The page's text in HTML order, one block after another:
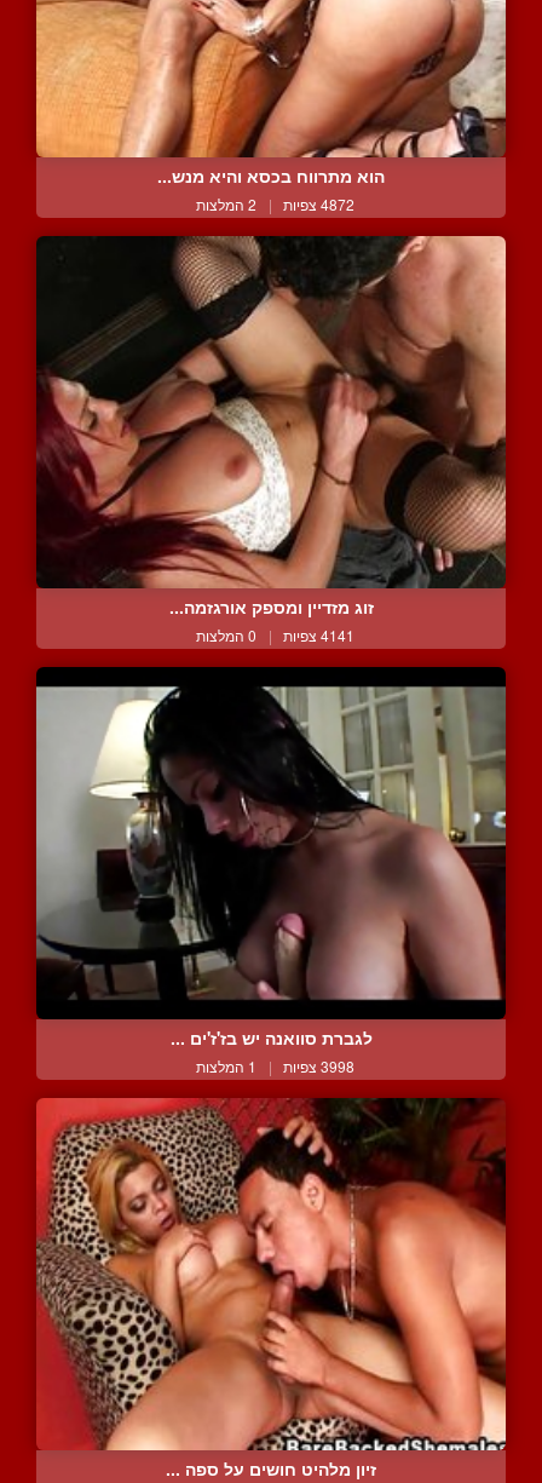
הוא מתרווח בכסא והיא מנש...
4872 צפיות | 2 המלצות
זוג מזדיין ומספק אורגזמה...
4141 צפיות | 0 המלצות
לגברת סוואנה יש בז'ז'ים ...
3998 צפיות | 1 המלצות
זיון מלהיט חושים על ספה ...